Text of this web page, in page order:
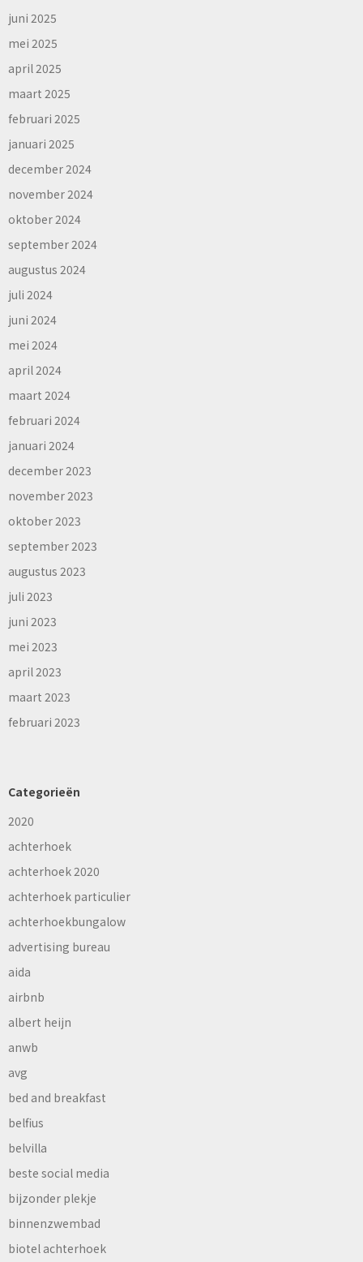
juni 2025
mei 2025
april 2025
maart 2025
februari 2025
januari 2025
december 2024
november 2024
oktober 2024
september 2024
augustus 2024
juli 2024
juni 2024
mei 2024
april 2024
maart 2024
februari 2024
januari 2024
december 2023
november 2023
oktober 2023
september 2023
augustus 2023
juli 2023
juni 2023
mei 2023
april 2023
maart 2023
februari 2023
Categorieën
2020
achterhoek
achterhoek 2020
achterhoek particulier
achterhoekbungalow
advertising bureau
aida
airbnb
albert heijn
anwb
avg
bed and breakfast
belfius
belvilla
beste social media
bijzonder plekje
binnenzwembad
biotel achterhoek